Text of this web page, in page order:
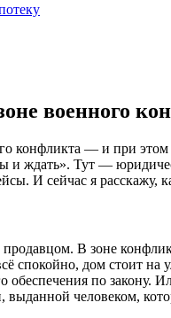
военного
конфликта — и при
и ждать». Тут —
И сейчас я расскажу,
В зоне
спокойно, дом стоит
обеспечения по
выданной человеком,